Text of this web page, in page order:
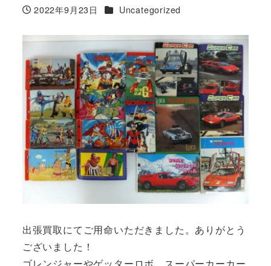
投稿日
2022年9月23日 カテゴリー
Uncategorized
出張買取にてご用命いただきました。ありがとう
ございました！